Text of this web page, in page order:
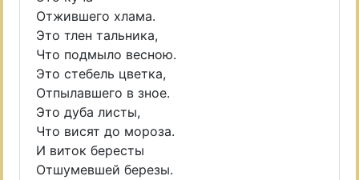
Отжившего хлама.
Это тлен тальника,
Что подмыло весною.
Это стебель цветка,
Отпылавшего в зное.
Это дуба листы,
Что висят до мороза.
И виток бересты
Отшумевшей березы.